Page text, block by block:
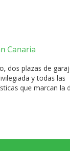
Canaria
dos plazas de
y todas las
que marcan la